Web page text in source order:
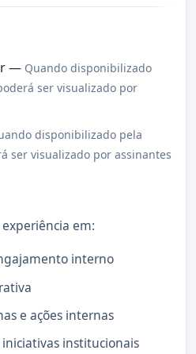
— Quando disponibilizado
ser visualizado por
disponibilizado pela
ser visualizado por assinantes
em:
interno
e ações internas
institucionais